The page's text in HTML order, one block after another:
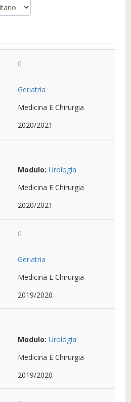
0
Geriatria
Medicina E Chirurgia
2020/2021
Modulo: Urologia
Medicina E Chirurgia
2020/2021
0
Geriatria
Medicina E Chirurgia
2019/2020
Modulo: Urologia
Medicina E Chirurgia
2019/2020